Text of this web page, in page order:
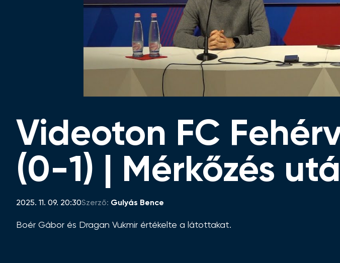
Videoton FC
(0-1) | Mérkőzés
2025. 11. 09. 20:30Szerző: Gulyás Bence
Boér Gábor és Dragan Vukmir értékelte a látottakat.